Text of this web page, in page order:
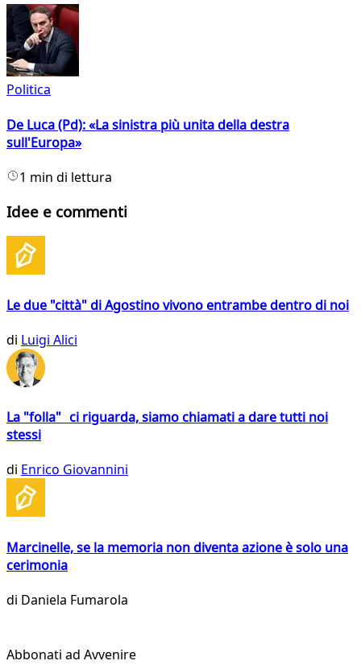
Politica
De Luca (Pd): «La sinistra più unita della destra
sull'Europa»
1 min di lettura
Idee e commenti
Le due "città" di Agostino vivono entrambe dentro di noi
di Luigi Alici
La "folla" ci riguarda, siamo chiamati a dare tutti noi
stessi
di Enrico Giovannini
Marcinelle, se la memoria non diventa azione è solo una
cerimonia
di Daniela Fumarola
Abbonati ad Avvenire